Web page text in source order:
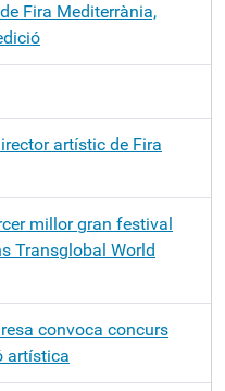
Fira Mediterrània,
artístic de Fira
millor gran festival
Transglobal World
convoca concurs
artística